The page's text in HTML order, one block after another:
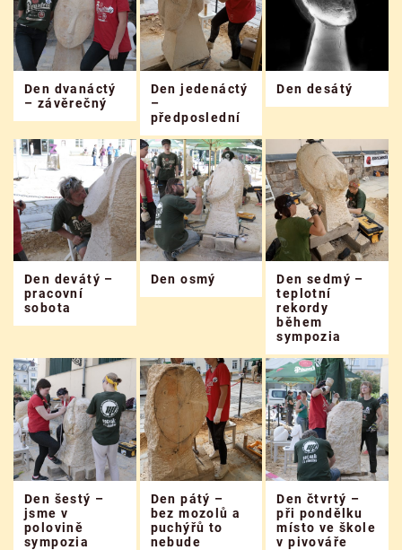
Den dvanáctý
– závěrečný
Den jedenáctý
–
předposlední
Den desátý
Den devátý –
pracovní
sobota
Den osmý
Den sedmý –
teplotní
rekordy
během
sympozia
Den šestý –
jsme v
polovině
sympozia
Den pátý –
bez mozolů a
puchýřů to
nebude
Den čtvrtý –
při pondělku
místo ve škole
v pivováře